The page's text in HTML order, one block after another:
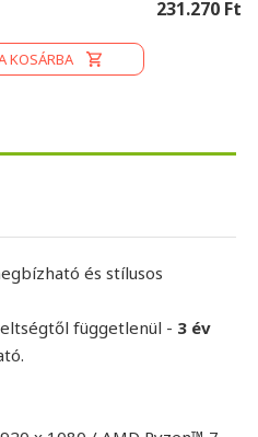
231.270 Ft
KOSÁRBA
és stílusos
függetlenül - 3 év